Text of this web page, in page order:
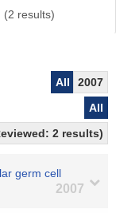
(2 results)
All
2007
All
2 results)
germ cell
2007